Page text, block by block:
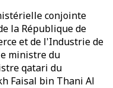
conjointe
la République de
et de l'Industrie de
ministre du
qatari du
Faisal bin Thani Al